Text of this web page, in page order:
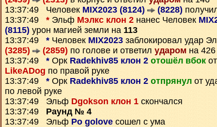
13:37:49 Человек MIX2023 (8124) (8228)
13:37:49 * Эльф Мэлкс клон 2 нанес Человек
(8115) урон магией земли на 113
13:37:49 * Человек MIX2023 заблокировал удар
(3285)
(2859) по голове и ответил ударом на 426
13:37:49 * Орк Radekhiv85 клон 2 отошёл вбок
LikeADog по правой руке
13:37:49 * Орк Radekhiv85 клон 2 отпрянул от
по левой руке
13:37:49 Эльф Dgokson клон 1 скончался
13:37:49 Раунд № 4
13:37:49 Эльф Po golove сошел с ума